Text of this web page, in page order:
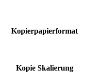
Kopierpapierformat
Kopie Skalierung